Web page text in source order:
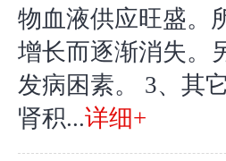
物血液供应旺盛。
增长而逐渐消失。
发病困素。 3、其
肾积...详细+